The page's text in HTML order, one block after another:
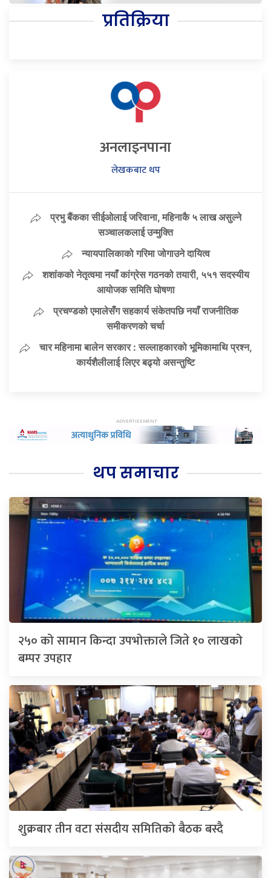
प्रतिक्रिया
अनलाइनपाना
लेखकबाट थप
प्रभु बैंकका सीईओलाई जरिवाना, महिनाकै ५ लाख असुल्ने
सञ्चालकलाई उन्मुक्ति
न्यायपालिकाको गरिमा जोगाउने दायित्व
शशांकको नेतृत्वमा नयाँ कांग्रेस गठनको तयारी, ५५१ सदस्यीय
आयोजक समिति घोषणा
प्रचण्डको एमालेसँग सहकार्य संकेतपछि नयाँ राजनीतिक
समीकरणको चर्चा
चार महिनामा बालेन सरकार : सल्लाहकारको भूमिकामाथि प्रश्न,
कार्यशैलीलाई लिएर बढ्यो असन्तुष्टि
थप समाचार
२५० को सामान किन्दा उपभोक्ताले जिते १० लाखको
बम्पर उपहार
शुक्रबार तीन वटा संसदीय समितिको बैठक बस्दै